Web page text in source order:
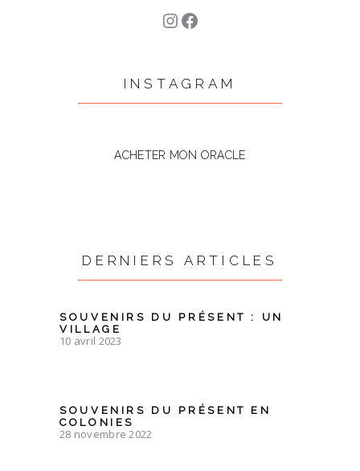
Instagram
Facebook
INSTAGRAM
ACHETER MON ORACLE
DERNIERS ARTICLES
SOUVENIRS DU PRÉSENT : UN
VILLAGE
10 avril 2023
SOUVENIRS DU PRÉSENT EN
COLONIES
28 novembre 2022